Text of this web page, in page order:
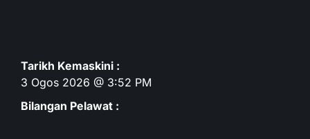
Tarikh Kemaskini :
3 Ogos 2026 @ 3:52 PM
Bilangan Pelawat :